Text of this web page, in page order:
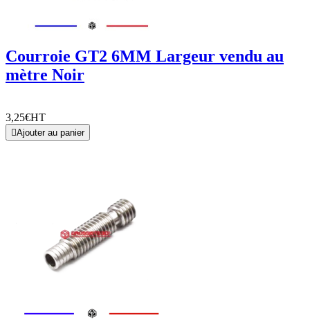
Courroie GT2 6MM Largeur vendu au
mètre Noir
3,25€HT
Ajouter au panier